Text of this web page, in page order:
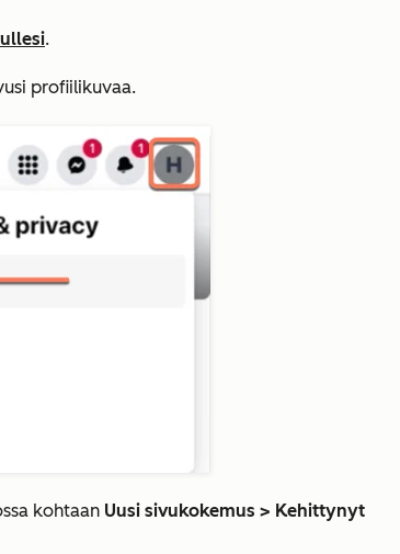
.
profiilikuvaa.
kohtaan Uusi sivukokemus > Kehittynyt